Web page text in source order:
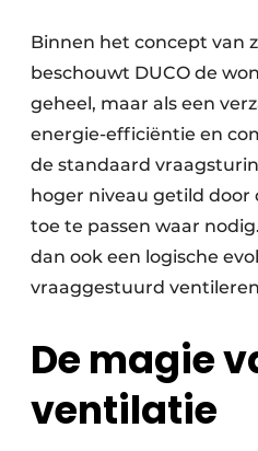
Binnen het concept van
beschouwt DUCO de
geheel, maar als een
energie-efficiëntie en
de standaard
hoger niveau getild door
toe te passen waar
dan ook een logische
vraaggestuurd
De magie
ventilatie